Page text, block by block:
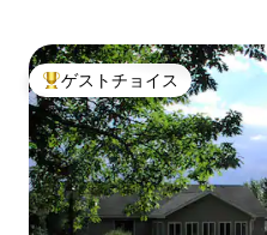
大好評のゲストチョイスです。
ゲストチョイス